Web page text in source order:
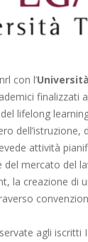
con l’
finalizzati
lifelong
dell’istruzione,
attività
mercato del
la creazione
agli iscritti